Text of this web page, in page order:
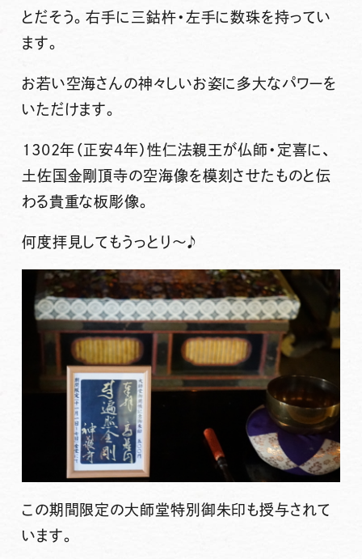
とだそう。右手に三鈷杵・左手に数珠を持ってい
ます。
お若い空海さんの神々しいお姿に多大なパワーを
いただけます。
1302年（正安4年） 性仁法親王が仏師・ 定喜に、
土佐国金剛頂寺の空海像を模刻させたものと伝
わる貴重な板彫像。
何度拝見してもうっとり〜♪
この期間限定の大師堂特別御朱印も授与されて
います。